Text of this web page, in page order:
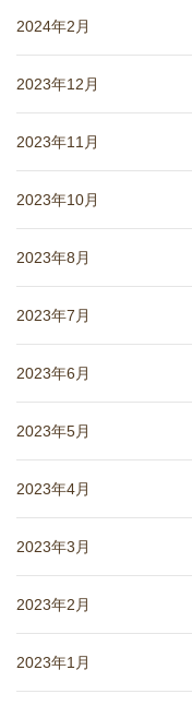
2024年2月
2023年12月
2023年11月
2023年10月
2023年8月
2023年7月
2023年6月
2023年5月
2023年4月
2023年3月
2023年2月
2023年1月